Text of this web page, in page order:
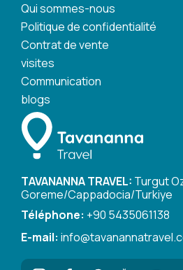
Qui sommes-nous
Politique de confidentialité
Contrat de vente
visites
Communication
blogs
TAVANANNA TRAVEL: Turgut
Goreme/Cappadocia/Turkiye
Téléphone: +90 5435061138
E-mail: